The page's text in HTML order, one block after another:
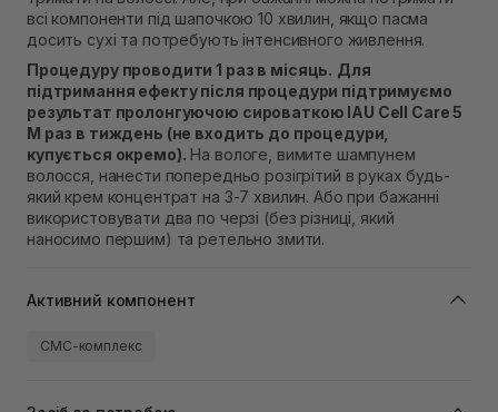
всі компоненти під шапочкою 10 хвилин, якщо пасма
досить сухі та потребують інтенсивного живлення.
Процедуру проводити 1 раз в місяць. Для
підтримання ефекту після процедури підтримуємо
результат пролонгуючою сироваткою IAU Cell Care 5
М раз в тиждень (не входить до процедури,
купується окремо). На вологе, вимите шампунем
волосся, нанести попередньо розігрітий в руках будь-
який крем концентрат на 3-7 хвилин. Або при бажанні
використовувати два по черзі (без різниці, який
наносимо першим) та ретельно змити.
Активний компонент
СМС-комплекс